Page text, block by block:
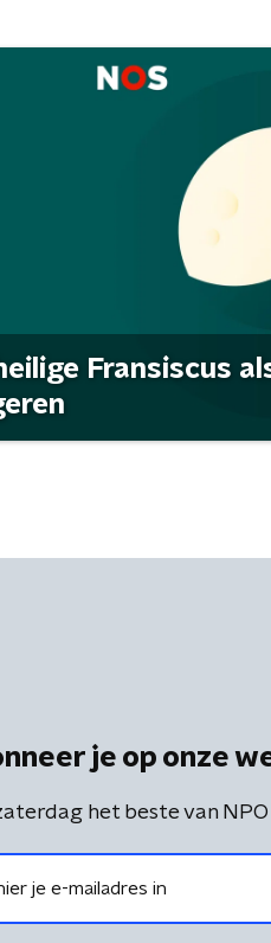
Fransiscus
je op onze
het beste van NPO